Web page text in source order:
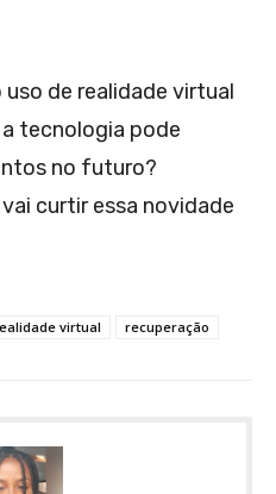
uso de realidade virtual
tecnologia pode
no futuro?
curtir essa novidade
virtual recuperação